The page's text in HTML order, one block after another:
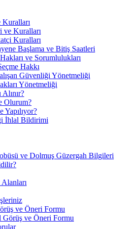
Kuralları
ve Kuralları
Kuralları
Başlama ve Bitiş Saatleri
ve Sorumlulukları
Hakkı
Güvenliği Yönetmeliği
Yönetmeliği
Olurum?
Yapılıyor?
İhlal Bildirimi
ve Dolmuş Güzergah Bilgileri
ve Öneri Formu
Görüş ve Öneri Formu